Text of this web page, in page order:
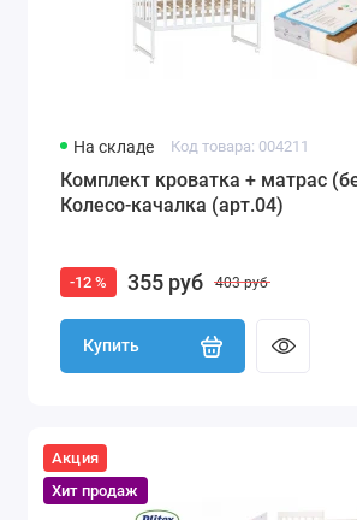
На складе Код товара: 004211
Комплект кроватка + матрас
Колесо-качалка (арт.04)
-12 % 355 руб 403 руб
Купить
Акция
Хит продаж